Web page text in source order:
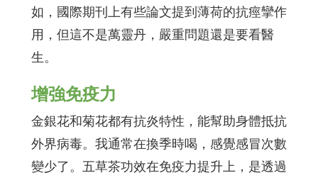
如，國際期刊上有些論文提到薄荷的抗痙攣作
用，但這不是萬靈丹，嚴重問題還是要看醫
生。
增強免疫力
金銀花和菊花都有抗炎特性，能幫助身體抵抗
外界病毒。我通常在換季時喝，感覺感冒次數
變少了。五草茶功效在免疫力提升上，是透過